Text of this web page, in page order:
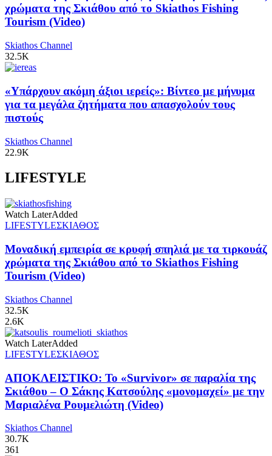
χρώματα της Σκιάθου από το Skiathos Fishing
Tourism (Video)
Skiathos Channel
32.5K
«Υπάρχουν ακόμη άξιοι ιερείς»: Βίντεο με μήνυμα
για τα μεγάλα ζητήματα που απασχολούν τους
πιστούς
Skiathos Channel
22.9K
LIFESTYLE
Watch LaterAdded
LIFESTYLEΣΚΙΑΘΟΣ
Μοναδική εμπειρία σε κρυφή σπηλιά με τα τιρκουάζ
χρώματα της Σκιάθου από το Skiathos Fishing
Tourism (Video)
Skiathos Channel
32.5K
2.6K
Watch LaterAdded
LIFESTYLEΣΚΙΑΘΟΣ
ΑΠΟΚΛΕΙΣΤΙΚΟ: Το «Survivor» σε παραλία της
Σκιάθου – Ο Σάκης Κατσούλης «μονομαχεί» με την
Μαριαλένα Ρουμελιώτη (Video)
Skiathos Channel
30.7K
361